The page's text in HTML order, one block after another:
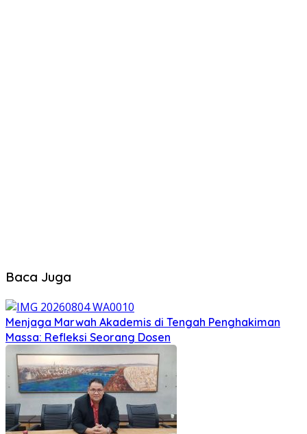
Baca Juga
Menjaga Marwah Akademis di Tengah Penghakiman
Massa: Refleksi Seorang Dosen